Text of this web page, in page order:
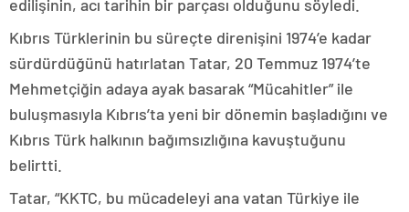
edilişinin, acı tarihin bir parçası olduğunu söyledi.
Kıbrıs Türklerinin bu süreçte direnişini 1974’e kadar
sürdürdüğünü hatırlatan Tatar, 20 Temmuz 1974’te
Mehmetçiğin adaya ayak basarak “Mücahitler” ile
buluşmasıyla Kıbrıs’ta yeni bir dönemin başladığını ve
Kıbrıs Türk halkının bağımsızlığına kavuştuğunu
belirtti.
Tatar, “KKTC, bu mücadeleyi ana vatan Türkiye ile